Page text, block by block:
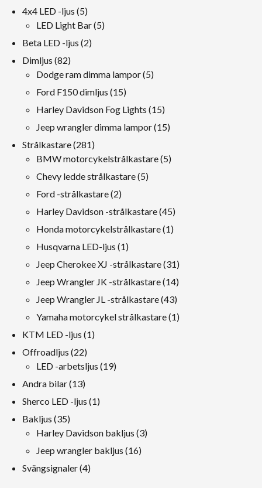
4x4 LED -ljus 55
produkt
LED Light Bar 55
Beta LED -ljus 22
Dimljus 8282
produkt
Dodge ram dimma lampor 55
Ford F150 dimljus 1515
produkt
Harley Davidson Fog Lights 1515
produkt
Jeep wrangler dimma lampor 1515
Strålkastare 281281
produkt
BMW motorcykelstrålkastare 55
Chevy ledde strålkastare 55
Ford -strålkastare 22
produkt
Harley Davidson -strålkastare 4545
produkt
Honda motorcykelstrålkastare 11
Husqvarna LED-ljus 11
produkt
Jeep Cherokee XJ -strålkastare 3131
produkt
Jeep Wrangler JK -strålkastare 1414
produkt
Jeep Wrangler JL -strålkastare 4343
produkt
Yamaha motorcykel strålkastare 11
KTM LED -ljus 11
Offroadljus 2222
produkt
LED -arbetsljus 1919
Andra bilar 1313
produkt
Sherco LED -ljus 11
Bakljus 3535
produkt
Harley Davidson bakljus 33
Jeep wrangler bakljus 1616
Svängsignaler 44